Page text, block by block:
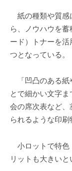
紙の種類や質感
ら、ノウハウを
ード）トナーを
つとなっている。
「凹凸のある紙
とで細かい文字
会の席次表など
られるような印刷
小ロットで特色
リットも大きいと